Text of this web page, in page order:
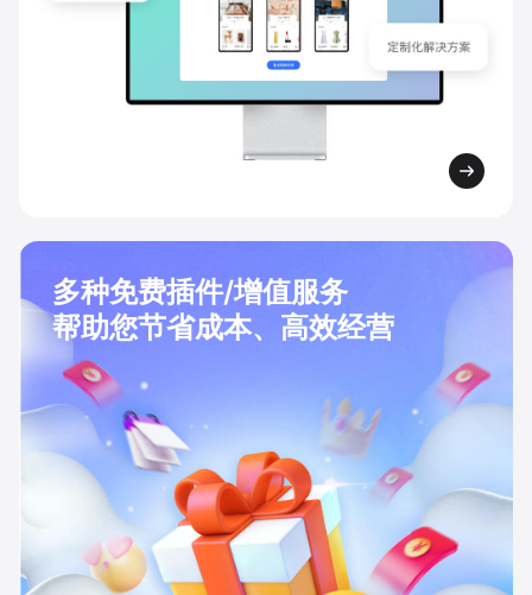
多种免费插件/增值服务
帮助您节省成本、高效经营